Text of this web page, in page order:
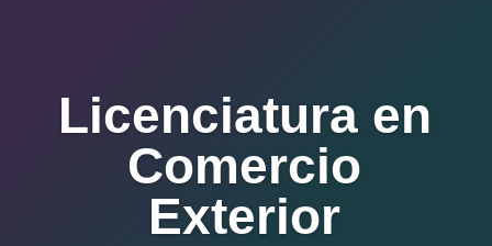
Licenciatura en
Comercio
Exterior